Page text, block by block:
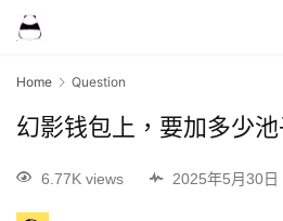
Home Question
幻影钱包上，要加多少
6.77K views 2025年5月30日